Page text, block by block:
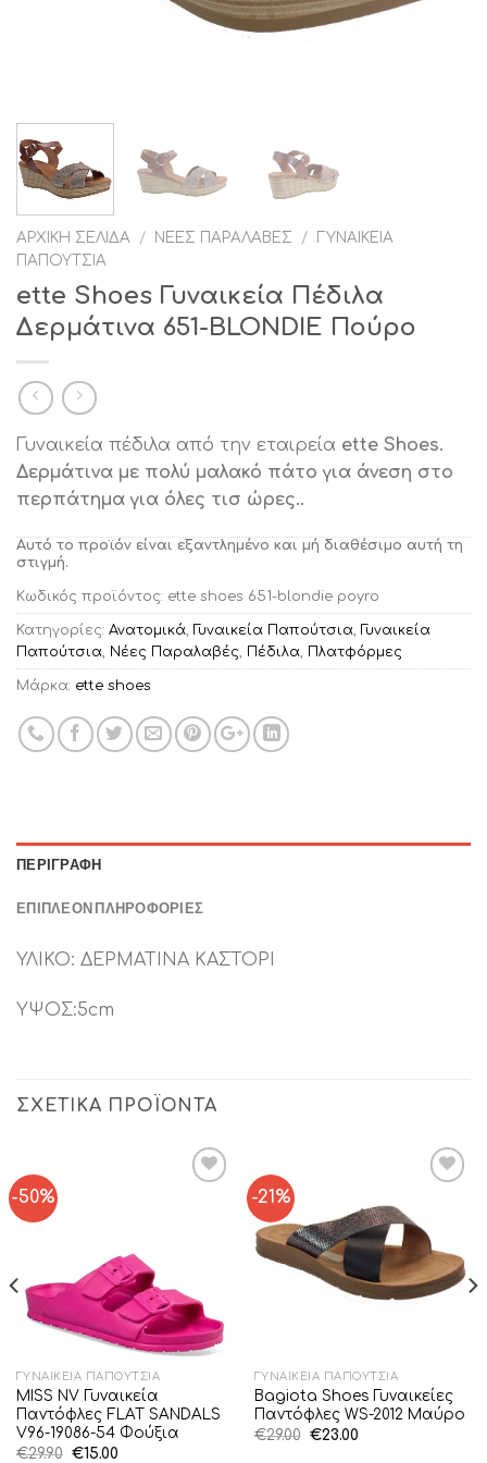
ΑΡΧΙΚΉ ΣΕΛΊΔΑ / ΝΈΕΣ ΠΑΡΑΛΑΒΈΣ /
ΓΥΝΑΙΚΕΊΑ
ΠΑΠΟΎΤΣΙΑ
ette Shoes Γυναικεία Πέδιλα
Δερμάτινα 651-BLONDIE Πούρο
Γυναικεία πέδιλα από την εταιρεία ette Shoes.
Δερμάτινα με πολύ μαλακό πάτο για άνεση στο
περπάτημα για όλες τισ ώρες..
Αυτό το προϊόν είναι εξαντλημένο και μή διαθέσιμο αυτή τη
στιγμή.
Κωδικός προϊόντος: ette shoes 651-blondie poyro
Κατηγορίες: Ανατομικά, Γυναικεία Παπούτσια, Γυναικεία
Παπούτσια, Νέες Παραλαβές, Πέδιλα, Πλατφόρμες
Μάρκα: ette shoes
ΠΕΡΙΓΡΑΦΉ
ΕΠΙΠΛΈΟΝ ΠΛΗΡΟΦΟΡΊΕΣ
ΥΛΙΚΟ: ΔΕΡΜΑΤΙΝΑ ΚΑΣΤΟΡΙ
ΥΨΟΣ:5cm
ΣΧΕΤΙΚΆ ΠΡΟΪΌΝΤΑ
-50%
ΓΥΝΑΙΚΕΊΑ ΠΑΠΟΎΤΣΙΑ
MISS NV Γυναικεία
Παντόφλες FLAT SANDALS
V96-19086-54 Φούξια
€29.90 Original
€15.00Η
-21%
ΓΥΝΑΙΚΕΊΑ ΠΑΠΟΎΤΣΙΑ
Bagiota Shoes Γυναικείες
Παντόφλες WS-2012 Μαύρο
€29.00 Original
€23.00Η